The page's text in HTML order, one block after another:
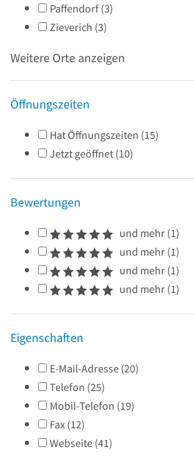
Paffendorf (3)
Zieverich (3)
Weitere Orte anzeigen
Öffnungszeiten
Hat Öffnungszeiten (15)
Jetzt geöffnet (10)
Bewertungen
und mehr (1)
und mehr (1)
und mehr (1)
und mehr (1)
Eigenschaften
E-Mail-Adresse (20)
Telefon (25)
Mobil-Telefon (19)
Fax (12)
Webseite (41)